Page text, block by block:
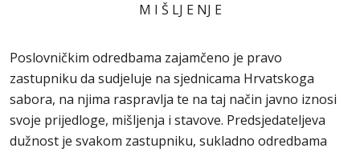
M I Š LJ E NJ E
Poslovničkim odredbama zajamčeno je pravo
zastupniku da sudjeluje na sjednicama Hrvatskoga
sabora, na njima raspravlja te na taj način javno iznosi
svoje prijedloge, mišljenja i stavove. Predsjedateljeva
dužnost je svakom zastupniku, sukladno odredbama